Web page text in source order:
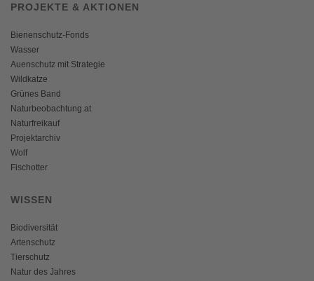
PROJEKTE & AKTIONEN
Bienenschutz-Fonds
Wasser
Auenschutz mit Strategie
Wildkatze
Grünes Band
Naturbeobachtung.at
Naturfreikauf
Projektarchiv
Wolf
Fischotter
WISSEN
Biodiversität
Artenschutz
Tierschutz
Natur des Jahres